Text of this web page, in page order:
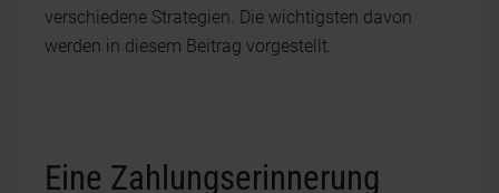
verschiedene Strategien. Die wichtigsten davon
werden in diesem Beitrag vorgestellt.
Eine Zahlungserinnerung